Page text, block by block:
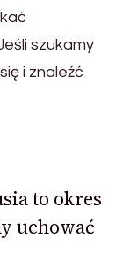
szukamy
i znaleźć
to okres
uchować